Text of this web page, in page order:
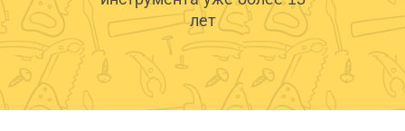
лет